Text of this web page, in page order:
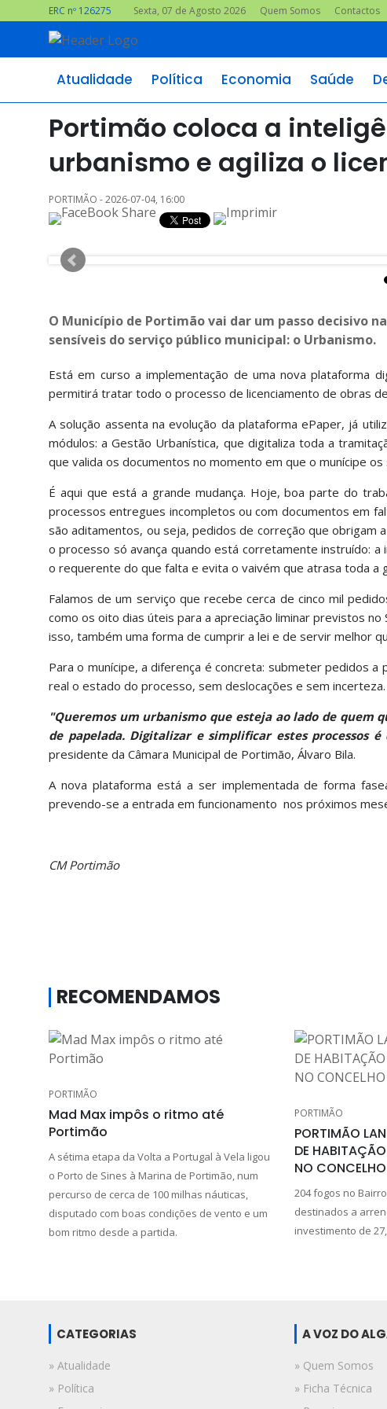
ERC nº 126275 Sexta, 07 de Agosto 2026 Quem Somos Contactos
Atualidade Política Economia Saúde
Portimão coloca a
urbanismo e agiliza o
PORTIMÃO - 2026-07-04, 16:00
O Município de Portimão vai dar um passo decisivo
sensíveis do serviço público municipal: o Urbanismo.
Está em curso a implementação de uma nova plataforma
permitirá tratar todo o processo de licenciamento de obras
A solução assenta na evolução da plataforma ePaper, já
módulos: a Gestão Urbanística, que digitaliza toda a
que valida os documentos no momento em que o munícipe os
É aqui que está a grande mudança. Hoje, boa parte do
processos entregues incompletos ou com documentos em
são aditamentos, ou seja, pedidos de correção que obrigam
o processo só avança quando está corretamente instruído:
o requerente do que falta e evita o vaivém que atrasa toda a
Falamos de um serviço que recebe cerca de cinco mil
como os oito dias úteis para a apreciação liminar previstos
isso, também uma forma de cumprir a lei e de servir melhor
Para o munícipe, a diferença é concreta: submeter pedidos
real o estado do processo, sem deslocações e sem incerteza.
"Queremos um urbanismo que esteja ao lado de
de papelada. Digitalizar e simplificar estes processos
presidente da Câmara Municipal de Portimão, Álvaro Bila.
A nova plataforma está a ser implementada de forma
prevendo-se a entrada em funcionamento nos próximos
CM Portimão
RECOMENDAMOS
PORTIMÃO
Mad Max impôs o ritmo até
Portimão
A sétima etapa da Volta a Portugal à Vela ligou
o Porto de Sines à Marina de Portimão, num
percurso de cerca de 100 milhas náuticas,
disputado com boas condições de vento e um
bom ritmo desde a partida.
PORTIMÃO
PORTIMÃO
DE
NO CONCELHO
204 fogos no
destinados a
investimento de
CATEGORIAS
» Atualidade
» Política
A VOZ DO
» Quem Somos
» Ficha Técnica